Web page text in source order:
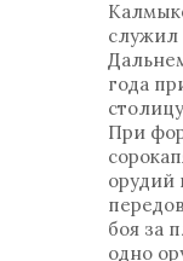
служил
года
При
орудий
боя за
одно